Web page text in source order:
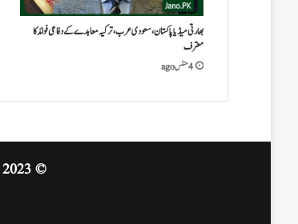
بھارتی میڈیا پاکستان،سعودی عرب، ترکیہ معاہدے کے دفاعی فوائد کا
معترف
4 منٹس ago
© 2023 Jano.PK